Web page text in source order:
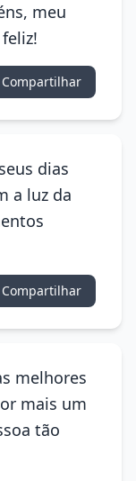
meu
dias
a luz da
melhores
mais um
tão